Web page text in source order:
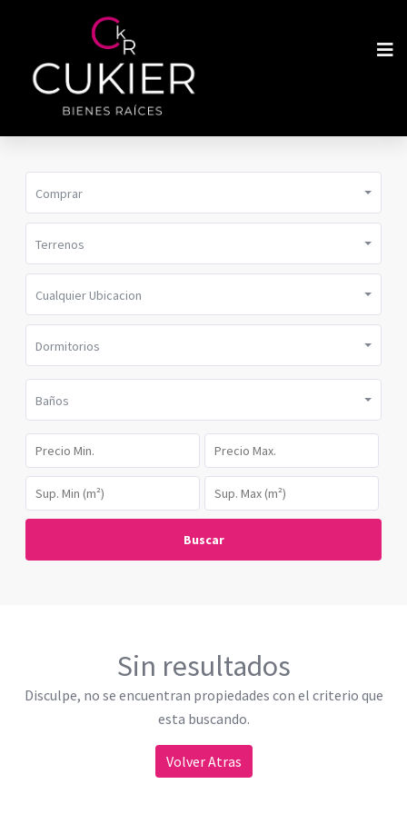
Comprar
Terrenos
Cualquier Ubicacion
Dormitorios
Baños
Buscar
Sin resultados
Disculpe, no se encuentran propiedades con el criterio que
esta buscando.
Volver Atras